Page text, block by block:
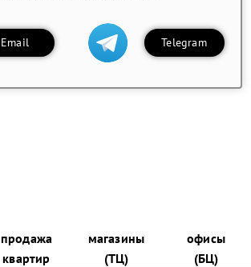
Email Telegram
продажа
квартир
магазины
(ТЦ)
офисы
(БЦ)